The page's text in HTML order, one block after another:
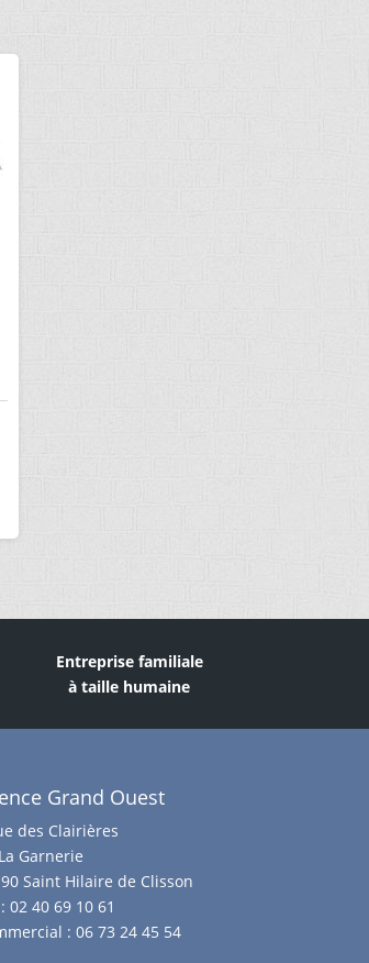
Entreprise familiale
à taille humaine
Grand Ouest
des Clairières
Garnerie
Saint Hilaire de Clisson
:02 40 69 10 61
:06 73 24 45 54